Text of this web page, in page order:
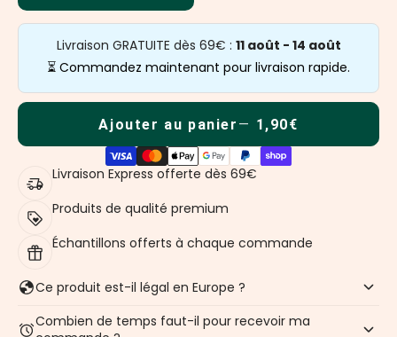
Livraison GRATUITE dès 69€ : 11 août - 14 août
⏳ Commandez maintenant pour livraison rapide.
Ajouter au panier 1,90€
Livraison Express offerte dès 69€
Produits de qualité premium
Échantillons offerts à chaque commande
Ce produit est-il légal en Europe ?
Combien de temps faut-il pour recevoir ma